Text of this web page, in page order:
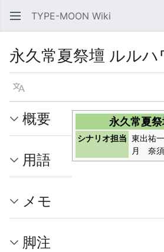
TYPE-MOON Wiki
永久常夏祭壇 ルルハ
言語
永久常夏
シナリオ担当 東出祐
月 奈
概要
用語
メモ
脚注